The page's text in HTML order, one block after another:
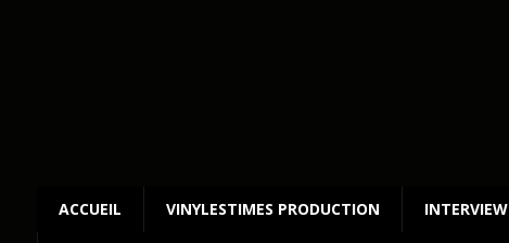
ACCUEIL VINYLESTIMES PRODUCTION INTERVIEW